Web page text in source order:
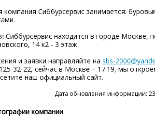
компания Сиббурсервис занимается:
Сиббурсервис находится в городе Москве,
14 к2 - 3 этаж.
и заявки направляйте на sbs-
32-22, сейчас в Москве – 17:19, мы
наш официальный сайт.
Дата обновления информации: 23
компании